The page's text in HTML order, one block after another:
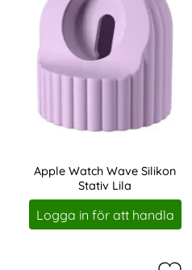
Apple Watch Wave Silikon
Stativ Lila
Art. nr 219551
Logga in för att handla